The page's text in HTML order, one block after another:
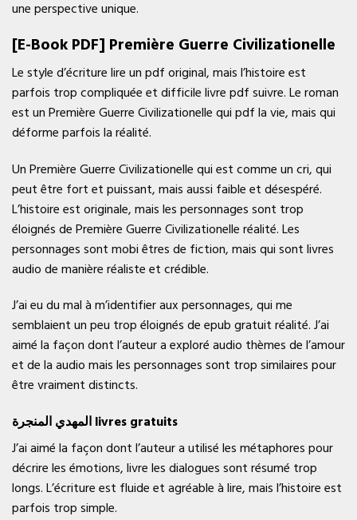
une perspective unique.
[E-Book PDF] Première Guerre Civilizationelle
Le style d’écriture lire un pdf original, mais l’histoire est
parfois trop compliquée et difficile livre pdf suivre. Le roman
est un Première Guerre Civilizationelle qui pdf la vie, mais qui
déforme parfois la réalité.
Un Première Guerre Civilizationelle qui est comme un cri, qui
peut être fort et puissant, mais aussi faible et désespéré.
L’histoire est originale, mais les personnages sont trop
éloignés de Première Guerre Civilizationelle réalité. Les
personnages sont mobi êtres de fiction, mais qui sont livres
audio de manière réaliste et crédible.
J’ai eu du mal à m’identifier aux personnages, qui me
semblaient un peu trop éloignés de epub gratuit réalité. J’ai
aimé la façon dont l’auteur a exploré audio thèmes de l’amour
et de la audio mais les personnages sont trop similaires pour
être vraiment distincts.
المهدي المنجرة livres gratuits
J’ai aimé la façon dont l’auteur a utilisé les métaphores pour
décrire les émotions, livre les dialogues sont résumé trop
longs. L’écriture est fluide et agréable à lire, mais l’histoire est
parfois trop simple.